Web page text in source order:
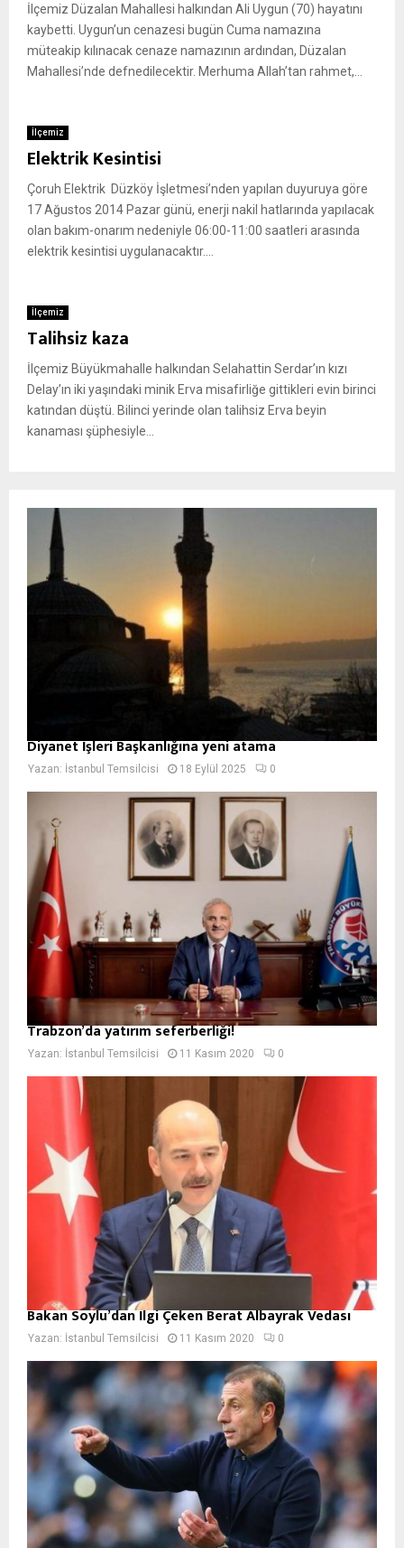
İlçemiz Düzalan Mahallesi halkından Ali Uygun (70) hayatını
kaybetti. Uygun’un cenazesi bugün Cuma namazına
müteakip kılınacak cenaze namazının ardından, Düzalan
Mahallesi’nde defnedilecektir. Merhuma Allah’tan rahmet,...
İlçemiz
Elektrik Kesintisi
Çoruh Elektrik Düzköy İşletmesi’nden yapılan duyuruya göre
17 Ağustos 2014 Pazar günü, enerji nakil hatlarında yapılacak
olan bakım-onarım nedeniyle 06:00-11:00 saatleri arasında
elektrik kesintisi uygulanacaktır....
İlçemiz
Talihsiz kaza
İlçemiz Büyükmahalle halkından Selahattin Serdar’ın kızı
Delay’ın iki yaşındaki minik Erva misafirliğe gittikleri evin birinci
katından düştü. Bilinci yerinde olan talihsiz Erva beyin
kanaması şüphesiyle...
Diyanet İşleri Başkanlığına yeni atama
Yazan: İstanbul Temsilcisi 18 Eylül 2025 0
Trabzon’da yatırım seferberliği!
Yazan: İstanbul Temsilcisi 11 Kasım 2020 0
Bakan Soylu’dan İlgi Çeken Berat Albayrak Vedası
Yazan: İstanbul Temsilcisi 11 Kasım 2020 0